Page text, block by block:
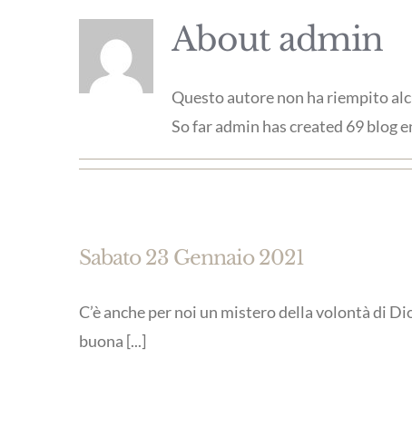
About admin
Questo autore non ha riempito
So far admin has created 69 blog
Sabato 23 Gennaio 2021
C’è anche per noi un mistero della volontà di
buona [...]